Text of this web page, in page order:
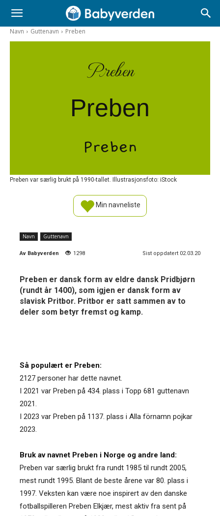
Navn Guttenavn Preben
Preben
Preben
Preben
Preben var særlig brukt på 1990-tallet. Illustrasjonsfoto: iStock
Min navneliste
Navn Guttenavn
Av Babyverden 1298 Sist oppdatert 02.03.20
Preben er dansk form av eldre dansk Pridbjørn
(rundt år 1400), som igjen er dansk form av
slavisk Pritbor. Pritbor er satt sammen av to
deler som betyr fremst og kamp.
Så populært er Preben:
2127 personer har dette navnet.
I 2021 var Preben på 434. plass i Topp 681 guttenavn
2021.
I 2023 var Preben på 1137. plass i Alla förnamn pojkar
2023.
Bruk av navnet Preben i Norge og andre land:
Preben var særlig brukt fra rundt 1985 til rundt 2005,
mest rundt 1995. Blant de beste årene var 80. plass i
1997. Veksten kan være noe inspirert av den danske
fotballspilleren Preben Elkjær, mest aktiv fra sent på